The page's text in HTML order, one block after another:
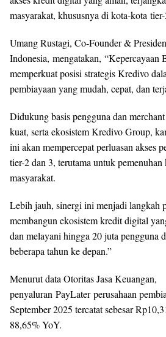
masyarakat, khususnya di kota-kota
Umang Rustagi, Co-Founder &
Indonesia, mengatakan, “Kepercayaan
memperkuat posisi strategis Kredivo
pembiayaan yang mudah, cepat, dan
Didukung basis pengguna dan
kuat, serta ekosistem Kredivo Group,
ini akan mempercepat perluasan akses
tier-2 dan 3, terutama untuk
masyarakat.
Lebih jauh, sinergi ini menjadi langkah
membangun ekosistem kredit digital
dan melayani hingga 20 juta pengguna
beberapa tahun ke depan.”
Menurut data Otoritas Jasa Keuangan,
penyaluran PayLater perusahaan
September 2025 tercatat sebesar
88,65% YoY.